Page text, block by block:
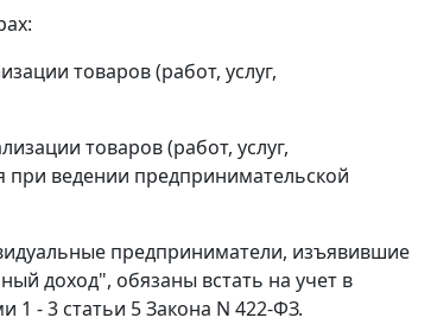
товаров (работ, услуг,
товаров (работ, услуг,
ведении предпринимательской
предприниматели, изъявившие
доход", обязаны встать на учет в
1 - 3 статьи 5 Закона N 422-ФЗ.